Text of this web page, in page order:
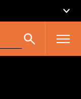
Rechercher